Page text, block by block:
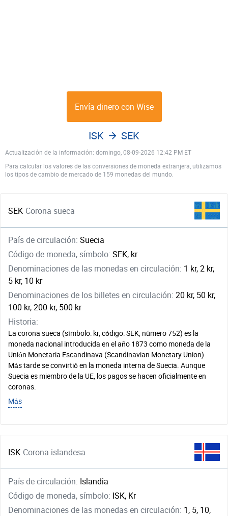
Envía dinero con Wise
Actualización de la información: domingo, 08-09-2026 12:42 PM ET
ISK SEK
Para calcular los valores de las conversiones de moneda extranjera, utilizamos
los tipos de cambio de mercado de 159 monedas del mundo.
SEK Corona sueca
País de circulación: Suecia
Código de moneda, símbolo: SEK, kr
Denominaciones de las monedas en circulación: 1 kr, 2 kr,
5 kr, 10 kr
Denominaciones de los billetes en circulación: 20 kr, 50 kr,
100 kr, 200 kr, 500 kr
Historia:
La corona sueca (símbolo: kr, código: SEK, número 752) es la
moneda nacional introducida en el año 1873 como moneda de la
Unión Monetaria Escandinava (Scandinavian Monetary Union).
Más tarde se convirtió en la moneda interna de Suecia. Aunque
Suecia es miembro de la UE, los pagos se hacen oficialmente en
coronas.
Más
ISK Corona islandesa
País de circulación: Islandia
Código de moneda, símbolo: ISK, Kr
Denominaciones de las monedas en circulación: 1, 5, 10,